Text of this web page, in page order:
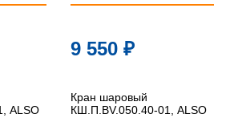
ALSO
9 550 ₽
Кран шаровый
КШ.П.BV.050.40-01, ALSO